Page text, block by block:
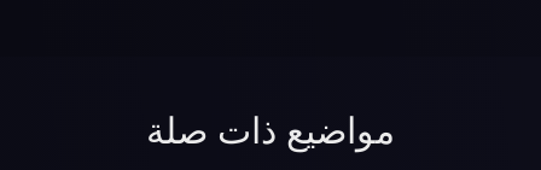
مواضيع ذات صلة